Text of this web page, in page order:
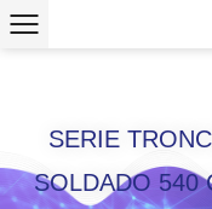
SERIE
SOLDADO 540